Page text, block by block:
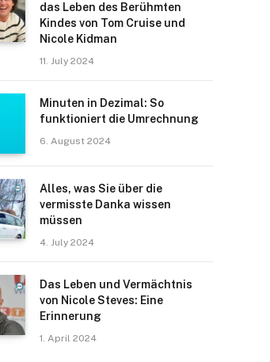
das Leben des Berühmten
Kindes von Tom Cruise und
Nicole Kidman
11. July 2024
Minuten in Dezimal: So
funktioniert die Umrechnung
6. August 2024
Alles, was Sie über die
vermisste Danka wissen
müssen
4. July 2024
Das Leben und Vermächtnis
von Nicole Steves: Eine
Erinnerung
1. April 2024